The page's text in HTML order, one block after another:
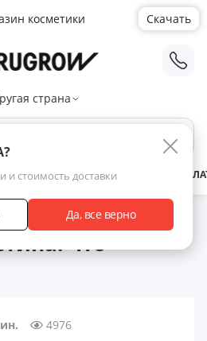
косметики Скачать
страна
и стоимость доставки
Да, все верно
ЗАРАБОТАТЬ С НАМИ
щетина: что делать?
что
4976